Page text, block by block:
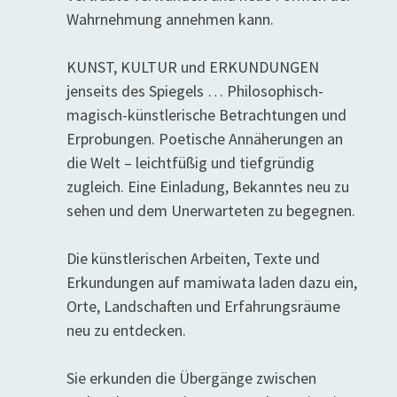
Wahrnehmung annehmen kann.
KUNST, KULTUR und ERKUNDUNGEN
jenseits des Spiegels … Philosophisch-
magisch-künstlerische Betrachtungen und
Erprobungen. Poetische Annäherungen an
die Welt – leichtfüßig und tiefgründig
zugleich. Eine Einladung, Bekanntes neu zu
sehen und dem Unerwarteten zu begegnen.
Die künstlerischen Arbeiten, Texte und
Erkundungen auf mamiwata laden dazu ein,
Orte, Landschaften und Erfahrungsräume
neu zu entdecken.
Sie erkunden die Übergänge zwischen